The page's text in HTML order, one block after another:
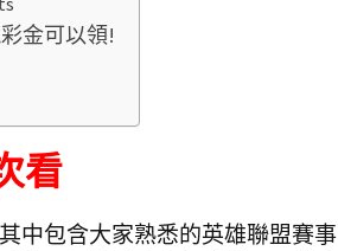
金可以領!
看
中包含大家熟悉的英雄聯盟賽